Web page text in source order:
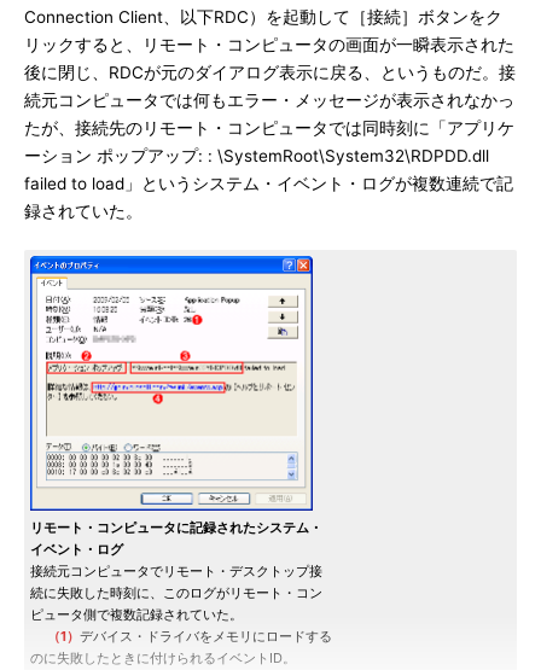
Connection Client、以下RDC）を起動して［接続］ボタンをク
リックすると、リモート・コンピュータの画面が一瞬表示された
後に閉じ、RDCが元のダイアログ表示に戻る、というものだ。接
続元コンピュータでは何もエラー・メッセージが表示されなかっ
たが、接続先のリモート・コンピュータでは同時刻に「アプリケ
ーション ポップアップ: : \SystemRoot\System32\RDPDD.dll
failed to load」というシステム・イベント・ログが複数連続で記
録されていた。
リモート・コンピュータに記録されたシステム・
イベント・ログ
接続元コンピュータでリモート・デスクトップ接
続に失敗した時刻に、このログがリモート・コン
ピュータ側で複数記録されていた。
（1） デバイス・ドライバをメモリにロードする
のに失敗したときに付けられるイベントID。